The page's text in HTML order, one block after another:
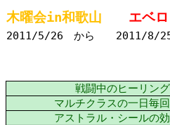
木曜会in和歌山 エベ
2011/5/26 から 2011/8/
戦闘中のヒーリン
マルチクラスの一日毎
アストラル・シールの